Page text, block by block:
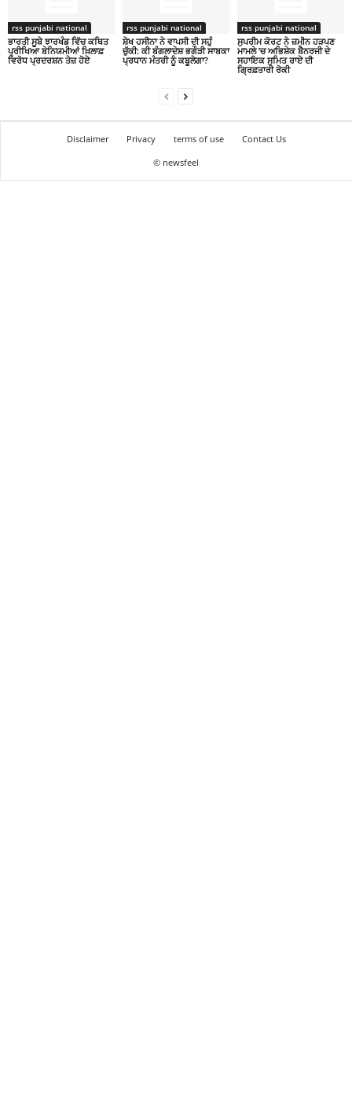
rss punjabi national
ਭਾਰਤੀ ਸੂਬੇ ਝਾਰਖੰਡ ਵਿੱਚ ਕਥਿਤ
ਪ੍ਰੀਖਿਆ ਬੇਨਿਯਮੀਆਂ ਖ਼ਿਲਾਫ਼
ਵਿਰੋਧ ਪ੍ਰਦਰਸ਼ਨ ਤੇਜ਼ ਹੋਏ
rss punjabi national
ਸ਼ੇਖ ਹਸੀਨਾ ਨੇ ਵਾਪਸੀ ਦੀ ਸਹੁੰ
ਚੁੱਕੀ: ਕੀ ਬੰਗਲਾਦੇਸ਼ ਭਗੌੜੀ ਸਾਬਕਾ
ਪ੍ਰਧਾਨ ਮੰਤਰੀ ਨੂੰ ਕਬੂਲੇਗਾ?
rss punjabi national
ਸੁਪਰੀਮ ਕੋਰਟ ਨੇ ਜ਼ਮੀਨ ਹੜਪਣ
ਮਾਮਲੇ ’ਚ ਅਭਿਸ਼ੇਕ ਬੈਨਰਜੀ ਦੇ
ਸਹਾਇਕ ਸੁਮਿਤ ਰਾਏ ਦੀ
ਗ੍ਰਿਫ਼ਤਾਰੀ ਰੋਕੀ
Disclaimer Privacy terms of use
Contact Us
© newsfeel